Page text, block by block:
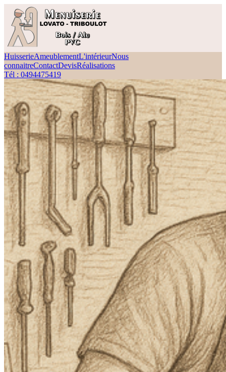
HuisserieAmeublementL'intérieurNous
connaitreContactDevisRéalisations
Tél : 0494475419